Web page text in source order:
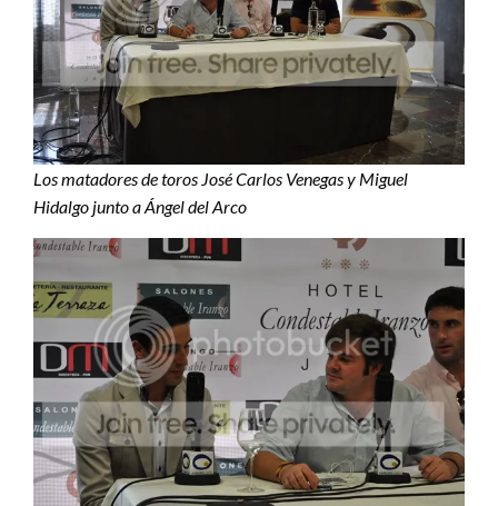
Los matadores de toros José Carlos Venegas y Miguel
Hidalgo junto a Ángel del Arco